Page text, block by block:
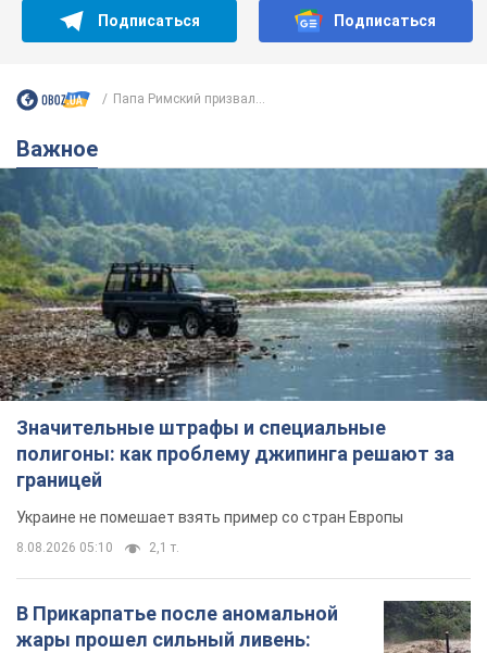
Подписаться Подписаться
Папа Римский призвал...
Важное
Значительные штрафы и специальные
полигоны: как проблему джипинга решают за
границей
Украине не помешает взять пример со стран Европы
8.08.2026 05:10 2,1 т.
В Прикарпатье после аномальной
жары прошел сильный ливень: